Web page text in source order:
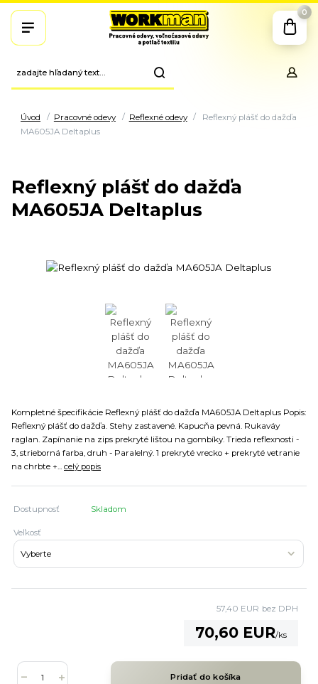
0
Úvod Pracovné odevy Reflexné odevy
Reflexný plášť do dažďa
MA605JA Deltaplus
Reflexný plášť do dažďa
MA605JA Deltaplus
Kompletné špecifikácie Reflexný plášť do dažďa MA605JA Deltaplus Popis:
Reflexný plášť do dažďa. Stehy zastavené. Kapucňa pevná. Rukaváy
raglan. Zapínanie na zips prekryté lištou na gombíky. Trieda reflexnosti -
3, strieborná farba, druh - Paralelný. 1 prekryté vrecko + prekryté vetranie
na chrbte +... celý popis
Dostupnosť Skladom
Veľkosť
70,60 EUR/ks
57,40 EUR bez DPH
Pridať do košíka